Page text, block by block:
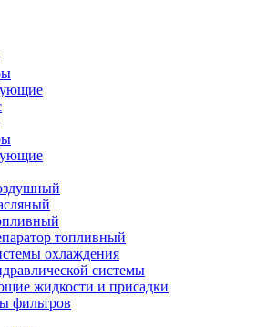
топливный
охлаждения
системы
жидкости и присадки
фильтров